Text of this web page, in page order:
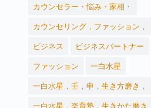
カウンセラー・悩み・家相・
カウンセリング，ファッション，
ビジネス
ビジネスパートナー
ファッション
一白水星
一白水星，壬，申，生き方磨き，
一白水星，楽育塾，生きかた磨き